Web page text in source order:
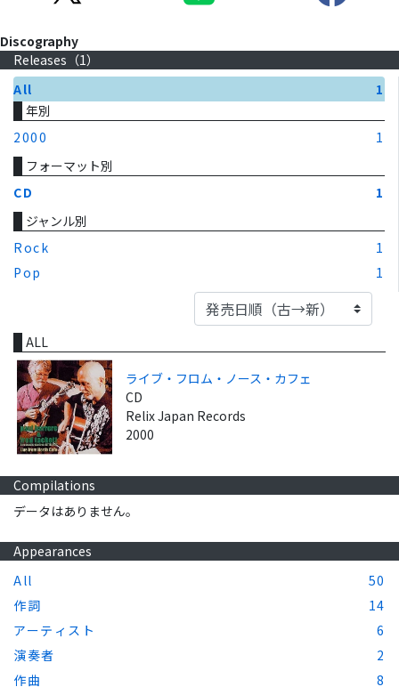
Discography
Releases（1）
All
1
年別
2000
1
フォーマット別
CD
1
ジャンル別
Rock
1
Pop
1
ALL
ライブ・フロム・ノース・カフェ
CD
Relix Japan Records
2000
Compilations
データはありません。
Appearances
All
50
作詞
14
アーティスト
6
演奏者
2
作曲
8